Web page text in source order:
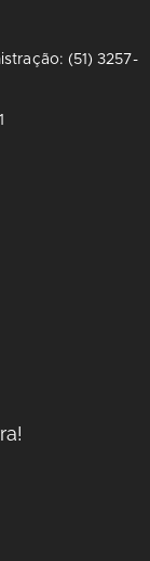
(51) 3257-